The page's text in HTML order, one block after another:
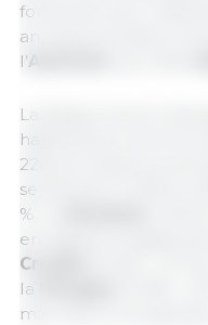
fortement pour
an) après plusieurs
l’Autriche
La baisse la plus
habituelles concerne
226 porcelets au
seulement 11 036 en
%. La
enregistrent
Croatie
la
marchés en